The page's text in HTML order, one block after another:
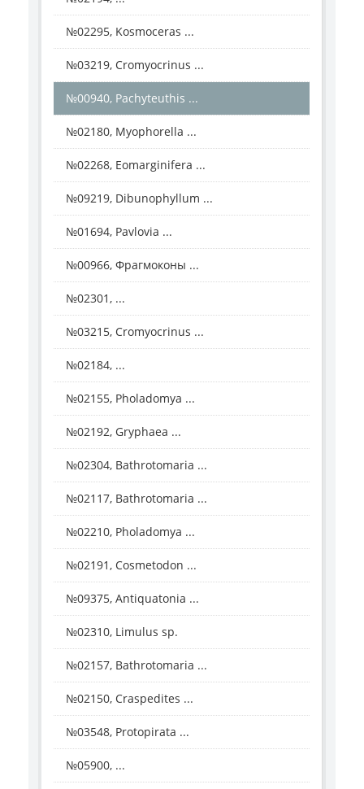
№02295, Kosmoceras ...
№03219, Cromyocrinus ...
№00940, Pachyteuthis ...
№02180, Myophorella ...
№02268, Eomarginifera ...
№09219, Dibunophyllum ...
№01694, Pavlovia ...
№00966, Фрагмоконы ...
№02301, ...
№03215, Cromyocrinus ...
№02184, ...
№02155, Pholadomya ...
№02192, Gryphaea ...
№02304, Bathrotomaria ...
№02117, Bathrotomaria ...
№02210, Pholadomya ...
№02191, Cosmetodon ...
№09375, Antiquatonia ...
№02310, Limulus sp.
№02157, Bathrotomaria ...
№02150, Craspedites ...
№03548, Protopirata ...
№05900, ...